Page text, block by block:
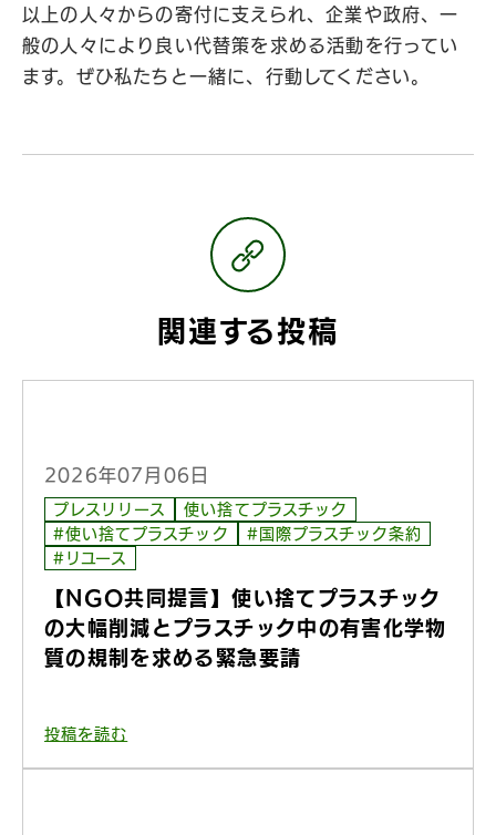
以上の人々からの寄付に支えられ、企業や政府、一
般の人々により良い代替策を求める活動を行ってい
ます。ぜひ私たちと一緒に、行動してください。
関連する投稿
2026年07月06日
プレスリリース
使い捨てプラスチック
#使い捨てプラスチック
#国際プラスチック条約
#リユース
【NGO共同提言】使い捨てプラスチック
の大幅削減とプラスチック中の有害化学物
質の規制を求める緊急要請
投稿を読む